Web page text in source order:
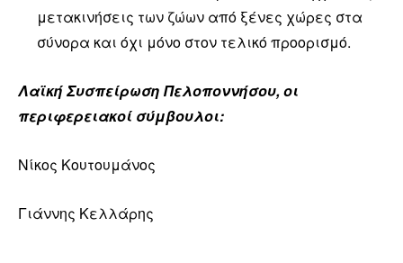
μετακινήσεις των ζώων από ξένες χώρες στα
σύνορα και όχι μόνο στον τελικό προορισμό.
Λαϊκή Συσπείρωση Πελοποννήσου, οι
περιφερειακοί σύμβουλοι:
Νίκος Κουτουμάνος
Γιάννης Κελλάρης